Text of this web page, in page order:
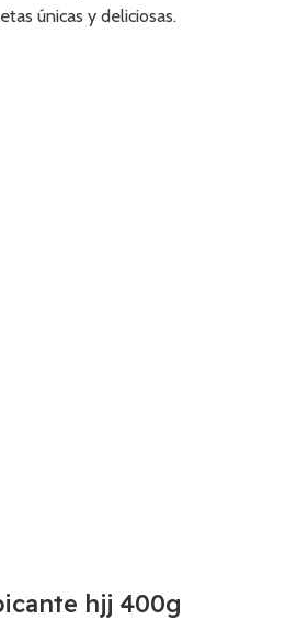
únicas y deliciosas.
hjj 400g